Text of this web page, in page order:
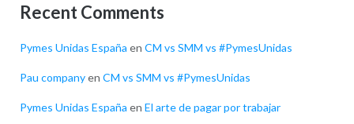
Recent Comments
Pymes Unidas España en CM vs SMM vs #PymesUnidas
Pau companyen CM vs SMM vs #PymesUnidas
Pymes Unidas España en El arte de pagar por trabajar